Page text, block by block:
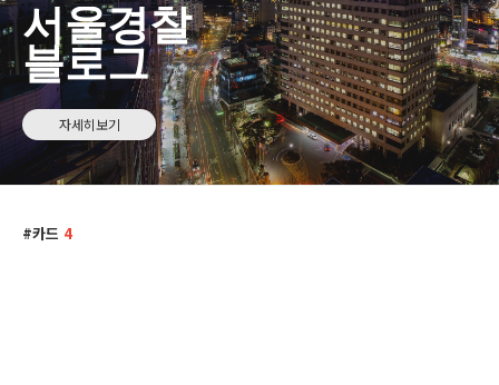
서울경찰
블로그
자세히보기
카드 4